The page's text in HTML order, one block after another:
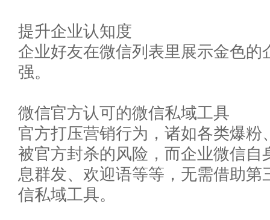
提升企业认知度
企业好友在微信列表里展示金色
强。
微信官方认可的微信私域工具
官方打压营销行为，诸如各类爆
被官方封杀的风险，而企业微信
息群发、欢迎语等等，无需借助
信私域工具。